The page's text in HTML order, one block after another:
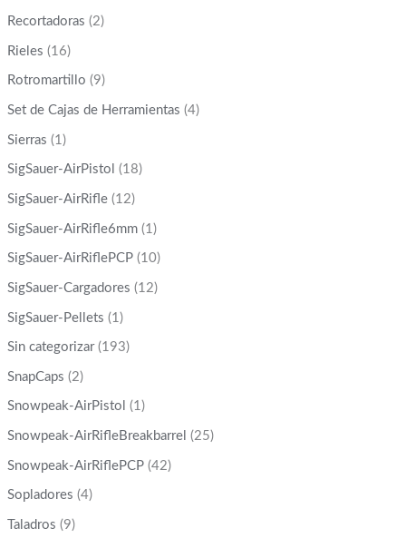
Recortadoras (2)
Rieles (16)
Rotromartillo (9)
Set de Cajas de Herramientas (4)
Sierras (1)
SigSauer-AirPistol (18)
SigSauer-AirRifle (12)
SigSauer-AirRifle6mm (1)
SigSauer-AirRiflePCP (10)
SigSauer-Cargadores (12)
SigSauer-Pellets (1)
Sin categorizar (193)
SnapCaps (2)
Snowpeak-AirPistol (1)
Snowpeak-AirRifleBreakbarrel (25)
Snowpeak-AirRiflePCP (42)
Sopladores (4)
Taladros (9)